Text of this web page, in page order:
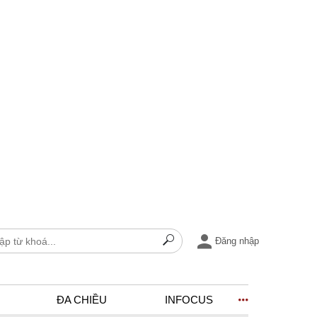
Đăng nhập
ĐA CHIỀU INFOCUS